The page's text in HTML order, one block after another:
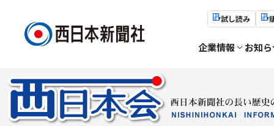
試し読み
企業情報 お知